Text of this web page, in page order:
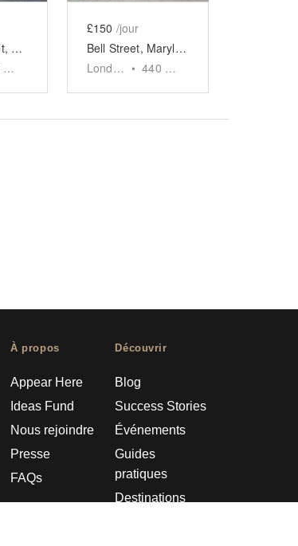
Harcourt Street, Marylebone - The Sleek Showroom
£150 /jour
Bell Street, Marylebone - The Contemporary Shop
London • 440
À propos
Appear Here
Ideas Fund
Nous rejoindre
Presse
FAQs
Découvrir
Blog
Success Stories
Événements
Guides
pratiques
Destinations